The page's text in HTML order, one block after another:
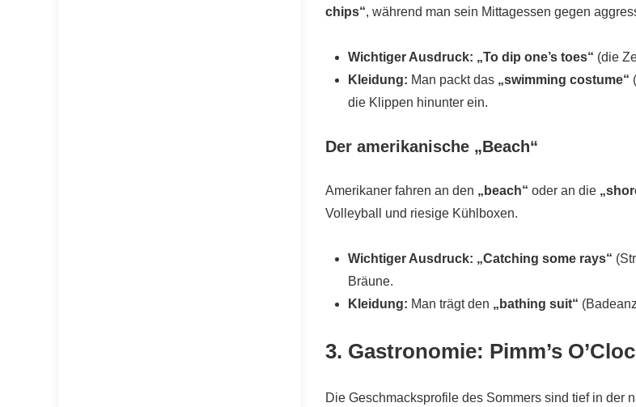
chips“, während man sein Mittagessen gegen
Wichtiger Ausdruck: „To dip one’s toes“ (die
Kleidung: Man packt das „swimming costume“
die Klippen hinunter ein.
Der amerikanische „Beach“
Amerikaner fahren an den „beach“ oder an die
Volleyball und riesige Kühlboxen.
Wichtiger Ausdruck: „Catching some rays“
Bräune.
Kleidung: Man trägt den „bathing suit“
3. Gastronomie: Pimm’s
Die Geschmacksprofile des Sommers sind tief in der